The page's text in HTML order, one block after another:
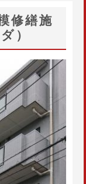
修繕施
）